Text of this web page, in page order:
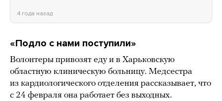
4 года назад
«Подло с нами поступили»
Волонтеры привозят еду и в Харьковскую
областную клиническую больницу. Медсестра
из кардиологического отделения рассказывает, что
с 24 февраля она работает без выходных.